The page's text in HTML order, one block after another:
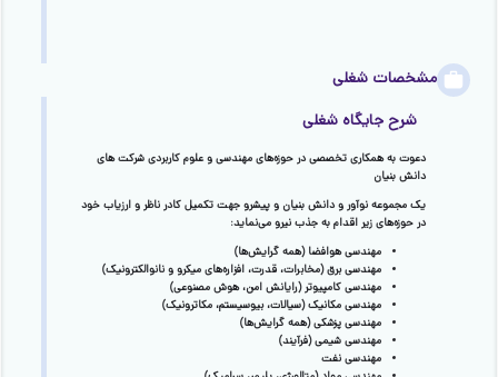
مشخصات شغلی
شرح جایگاه شغلی
دعوت به همکاری تخصصی در حوزه‌های مهندسی و علوم کاربردی شرکت های
دانش بنیان
یک مجموعه نوآور و دانش بنیان و پیشرو جهت تکمیل کادر ناظر و ارزیاب خود
در حوزه‌های زیر اقدام به جذب نیرو می‌نماید:
مهندسی هوافضا (همه گرایش‌ها)
مهندسی برق (مخابرات، قدرت، افزاره‌های میکرو و نانوالکترونیک)
مهندسی کامپیوتر (رایانش امن، هوش مصنوعی)
مهندسی مکانیک (سیالات، بیوسیستم، مکاترونیک)
مهندسی پزشکی (همه گرایش‌ها)
مهندسی شیمی (فرآیند)
مهندسی نفت